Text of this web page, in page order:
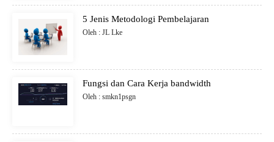
5 Jenis Metodologi Pembelajaran
Oleh : JL Lke
Fungsi dan Cara Kerja bandwidth
Oleh : smkn1psgn